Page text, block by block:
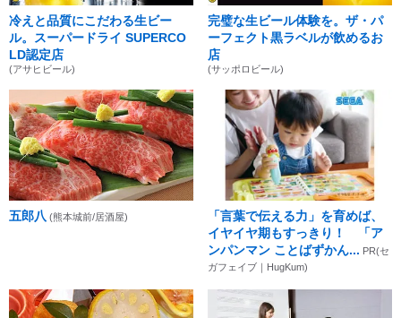
冷えと品質にこだわる生ビー
ル。スーパードライ SUPERCO
LD認定店
(アサヒビール)
完璧な生ビール体験を。ザ・パ
ーフェクト黒ラベルが飲めるお
店
(サッポロビール)
五郎八 (熊本城前/居酒屋)
「言葉で伝える力」を育めば、
イヤイヤ期もすっきり！ 「ア
ンパンマン ことばずかん... PR(セ
ガフェイブ｜HugKum)